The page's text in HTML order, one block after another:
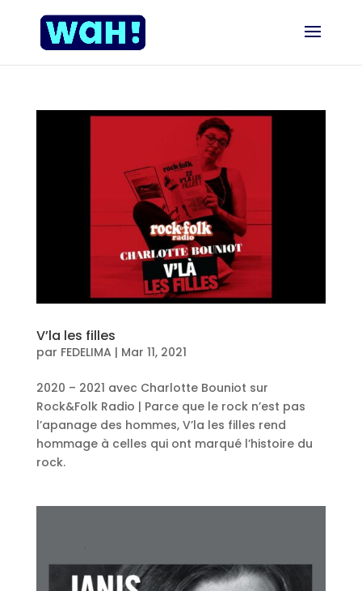
V’la les filles
par FEDELIMA | Mar 11, 2021
2020 – 2021 avec Charlotte Bouniot sur
Rock&Folk Radio | Parce que le rock n’est pas
l’apanage des hommes, V’la les filles rend
hommage à celles qui ont marqué l’histoire du
rock.